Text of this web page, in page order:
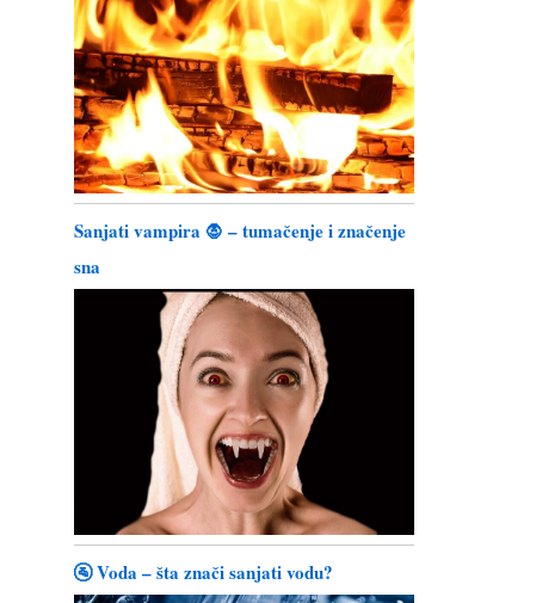
Sanjati vampira 🧛 – tumačenje i značenje
sna
🚰 Voda – šta znači sanjati vodu?